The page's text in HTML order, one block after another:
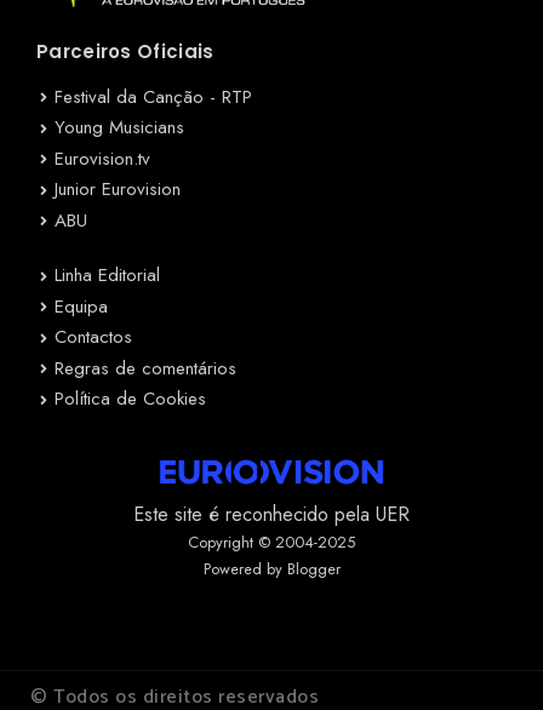
Parceiros Oficiais
Festival da Canção - RTP
Young Musicians
Eurovision.tv
Junior Eurovision
ABU
Linha Editorial
Equipa
Contactos
Regras de comentários
Política de Cookies
Este site é reconhecido pela UER
Copyright © 2004-2025
Powered by Blogger
© Todos os direitos reservados